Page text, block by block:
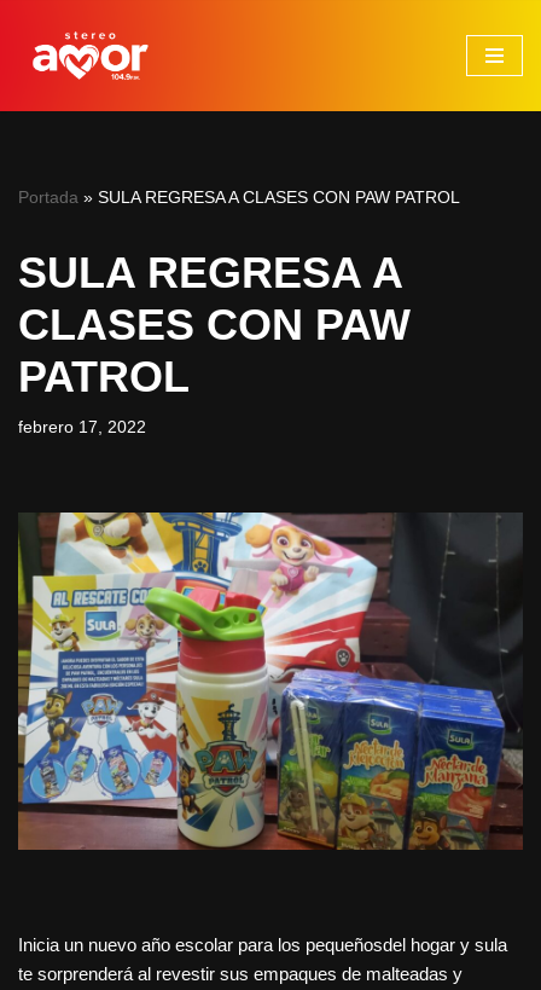
Saltar
Portada » SULA REGRESA A CLASES CON PAW PATROL
SULA REGRESA A
CLASES CON PAW
PATROL
febrero 17, 2022
Inicia un nuevo año escolar para los pequeñosdel hogar y sula
te sorprenderá al revestir sus empaques de malteadas y